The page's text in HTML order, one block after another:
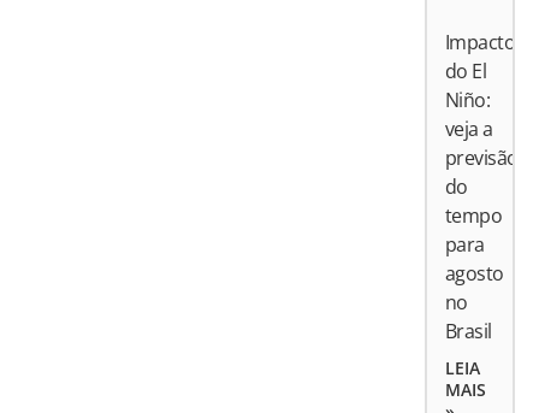
Impactos
do El
Niño:
veja a
previsão
do
tempo
para
agosto
no
Brasil
LEIA
MAIS